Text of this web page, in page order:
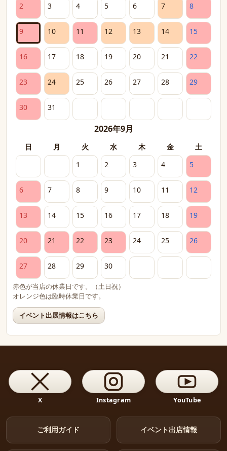
2 3 4 5 6 7 8
9 10 11 12 13 14 15
16 17 18 19 20 21 22
23 24 25 26 27 28 29
30 31
2026年9月
日 月 火 水 木 金
土
1
2 3 4 5
6 7 8 9 10 11 12
13 14 15 16 17 18 19
20 21 22 23 24 25 26
27 28 29 30
赤色が当店の休業日です。（土日祝）
オレンジ色は臨時休業日です。
イベント出展情報はこちら
X Instagram YouTube
ご利用ガイド イベント出店情報